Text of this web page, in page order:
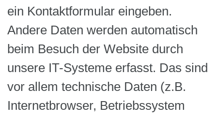
ein Kontaktformular eingeben.
Andere Daten werden automatisch
beim Besuch der Website durch
unsere IT-Systeme erfasst. Das sind
vor allem technische Daten (z.B.
Internetbrowser, Betriebssystem